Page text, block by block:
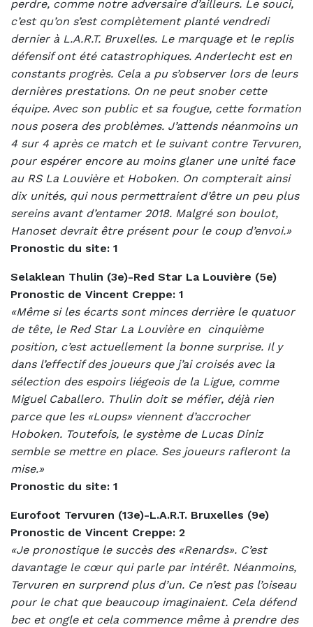
perdre, comme notre adversaire d’ailleurs. Le souci,
c’est qu’on s’est complètement planté vendredi
dernier à L.A.R.T. Bruxelles. Le marquage et le replis
défensif ont été catastrophiques. Anderlecht est en
constants progrès. Cela a pu s’observer lors de leurs
dernières prestations. On ne peut snober cette
équipe. Avec son public et sa fougue, cette formation
nous posera des problèmes. J’attends néanmoins un
4 sur 4 après ce match et le suivant contre Tervuren,
pour espérer encore au moins glaner une unité face
au RS La Louvière et Hoboken. On compterait ainsi
dix unités, qui nous permettraient d’être un peu plus
sereins avant d’entamer 2018. Malgré son boulot,
Hanoset devrait être présent pour le coup d’envoi.»
Pronostic du site: 1
Selaklean Thulin (3e)-Red Star La Louvière (5e)
Pronostic de Vincent Creppe: 1
«Même si les écarts sont minces derrière le quatuor
de tête, le Red Star La Louvière en cinquième
position, c’est actuellement la bonne surprise. Il y
dans l’effectif des joueurs que j’ai croisés avec la
sélection des espoirs liégeois de la Ligue, comme
Miguel Caballero. Thulin doit se méfier, déjà rien
parce que les «Loups» viennent d’accrocher
Hoboken. Toutefois, le système de Lucas Diniz
semble se mettre en place. Ses joueurs rafleront la
mise.»
Pronostic du site: 1
Eurofoot Tervuren (13e)-L.A.R.T. Bruxelles (9e)
Pronostic de Vincent Creppe: 2
«Je pronostique le succès des «Renards». C’est
davantage le cœur qui parle par intérêt. Néanmoins,
Tervuren en surprend plus d’un. Ce n’est pas l’oiseau
pour le chat que beaucoup imaginaient. Cela défend
bec et ongle et cela commence même à prendre des